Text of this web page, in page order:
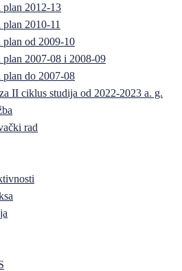
plan 2012-13
2010-11
plan od 2009-10
plan 2007-08 i 2008-09
plan do 2007-08
II ciklus studija od 2022-2023 a. g.
rad